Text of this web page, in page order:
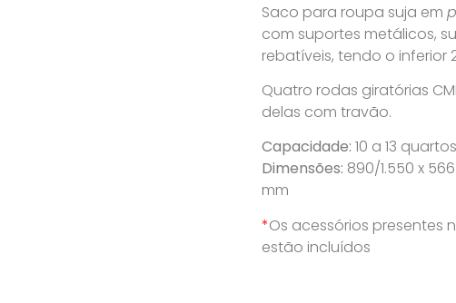
Saco para roupa suja em
com suportes metálicos,
rebatíveis, tendo o
Quatro rodas giratórias
delas com travão.
Capacidade: 10 a 13 quartos
Dimensões: 890/1.550 x 566
mm
*Os acessórios presentes
estão incluídos